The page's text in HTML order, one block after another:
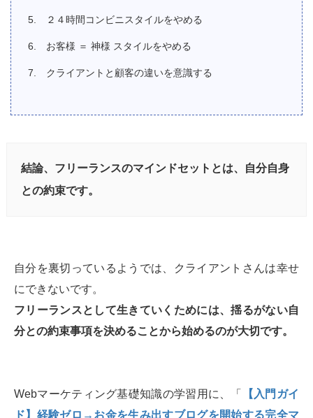
２４時間コンビニスタイルをやめる
お客様 ＝ 神様 スタイルをやめる
クライアントと顧客の違いを意識する
結論、フリーランスのマインドセットとは、自分自身
との約束です。
自分を裏切っているようでは、クライアントさんは幸せ
にできないです。
フリーランスとして生きていくためには、揺るがない自
分との約束事項を決めることから始めるのが大切です。
Webマーケティング基礎知識の学習用に、「
【入門ガイ
ド】経験ゼロ→お金を生み出すブログを開始する完全マ